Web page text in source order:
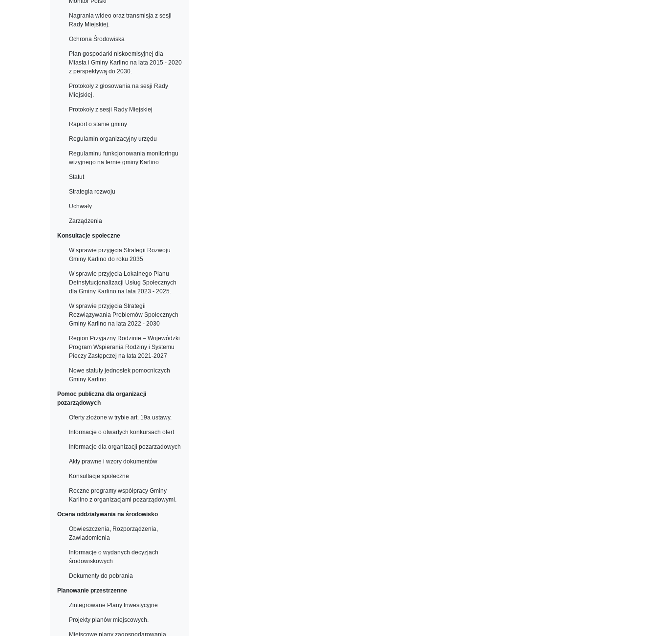
Nagrania wideo oraz transmisja z sesji
Rady Miejskiej.
Ochrona Środowiska
Plan gospodarki niskoemisyjnej dla
Miasta i Gminy Karlino na lata 2015 - 2020
z perspektywą do 2030.
Protokoły z głosowania na sesji Rady
Miejskiej.
Protokoły z sesji Rady Miejskiej
Raport o stanie gminy
Regulamin organizacyjny urzędu
Regulaminu funkcjonowania monitoringu
wizyjnego na ternie gminy Karlino.
Statut
Strategia rozwoju
Uchwały
Zarządzenia
Konsultacje społeczne
W sprawie przyjęcia Strategii Rozwoju
Gminy Karlino do roku 2035
W sprawie przyjęcia Lokalnego Planu
Deinstytucjonalizacji Usług Społecznych
dla Gminy Karlino na lata 2023 - 2025.
W sprawie przyjęcia Strategii
Rozwiązywania Problemów Społecznych
Gminy Karlino na lata 2022 - 2030
Region Przyjazny Rodzinie – Wojewódzki
Program Wspierania Rodziny i Systemu
Pieczy Zastępczej na lata 2021-2027
Nowe statuty jednostek pomocniczych
Gminy Karlino.
Pomoc publiczna dla organizacji
pozarządowych
Oferty złożone w trybie art. 19a ustawy.
Informacje o otwartych konkursach ofert
Informacje dla organizacji pozarzadowych
Akty prawne i wzory dokumentów
Konsultacje społeczne
Roczne programy współpracy Gminy
Karlino z organizacjami pozarządowymi.
Ocena oddziaływania na środowisko
Obwieszczenia, Rozporządzenia,
Zawiadomienia
Informacje o wydanych decyzjach
środowiskowych
Dokumenty do pobrania
Planowanie przestrzenne
Zintegrowane Plany Inwestycyjne
Projekty planów miejscowych.
Miejscowe plany zagospodarowania